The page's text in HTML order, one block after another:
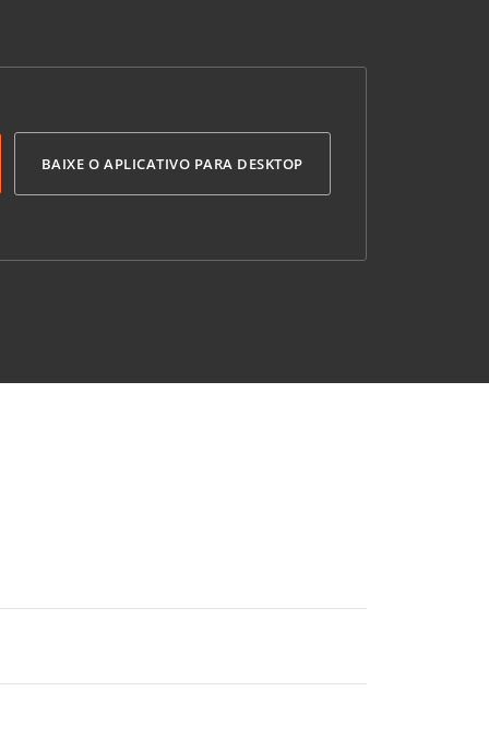
BAIXE O APLICATIVO PARA DESKTOP